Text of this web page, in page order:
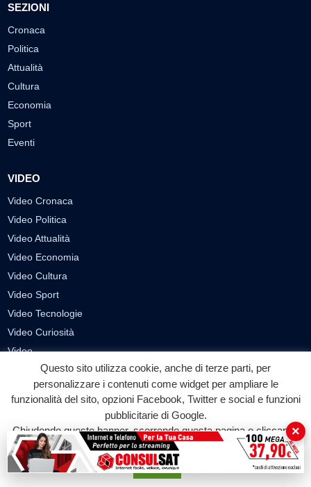
SEZIONI
Cronaca
Politica
Attualità
Cultura
Economia
Sport
Eventi
VIDEO
Video Cronaca
Video Politica
Video Attualità
Video Economia
Video Cultura
Video Sport
Video Tecnologie
Video Curiosità
Video
PUBBLICITÀ
Richiesta pubblicazione articoli/banner
SEGUICI SUI SOCIAL
f ◎
Questo sito utilizza cookie, anche di terze parti, per
personalizzare i contenuti come widget per ampliare le
funzionalità del sito, opzioni Facebook, Twitter e social e funzioni
pubblicitarie di Google.
Chiudendo questo banner, scorrendo questa pagina o cliccando
su qualunque suo elemento acconsenti all'uso dei cookie.
Accetta
×